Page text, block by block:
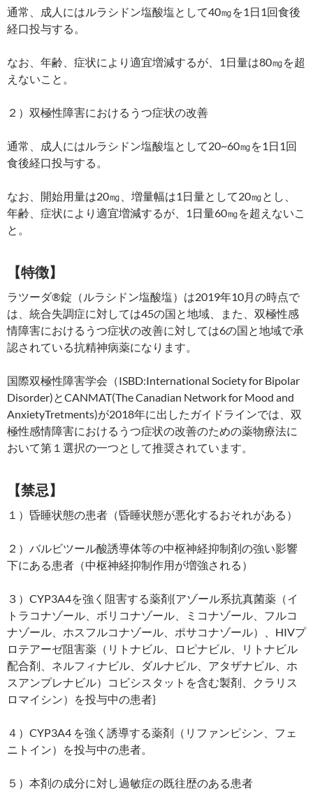
通常、成人にはルラシドン塩酸塩として40㎎を1日1回食後
経口投与する。
なお、年齢、症状により適宜増減するが、1日量は80㎎を超
えないこと。
２）双極性障害におけるうつ症状の改善
通常、成人にはルラシドン塩酸塩として20~60㎎を1日1回
食後経口投与する。
なお、開始用量は20㎎、増量幅は1日量として20㎎とし、
年齢、症状により適宜増減するが、1日量60㎎を超えないこ
と。
【特徴】
ラツーダ®錠（ルラシドン塩酸塩）は2019年10月の時点で
は、統合失調症に対しては45の国と地域、また、双極性感
情障害におけるうつ症状の改善に対しては6の国と地域で承
認されている抗精神病薬になります。
国際双極性障害学会（ISBD:International Society for Bipolar
Disorder)とCANMAT(The Canadian Network for Mood and
AnxietyTretments)が2018年に出したガイドラインでは、双
極性感情障害におけるうつ症状の改善のための薬物療法に
おいて第１選択の一つとして推奨されています。
【禁忌】
１）昏睡状態の患者（昏睡状態が悪化するおそれがある）
２）バルビツール酸誘導体等の中枢神経抑制剤の強い影響
下にある患者（中枢神経抑制作用が増強される）
３）CYP3A4を強く阻害する薬剤{アゾール系抗真菌薬（イ
トラコナゾール、ボリコナゾール、ミコナゾール、フルコ
ナゾール、ホスフルコナゾール、ポサコナゾール）、HIVプ
ロテアーゼ阻害薬（リトナビル、ロピナビル、リトナビル
配合剤、ネルフィナビル、ダルナビル、アタザナビル、ホ
スアンプレナビル）コビシスタットを含む製剤、クラリス
ロマイシン）を投与中の患者}
４）CYP3A4 を強く誘導する薬剤（リファンピシン、フェ
ニトイン）を投与中の患者。
５）本剤の成分に対し過敏症の既往歴のある患者